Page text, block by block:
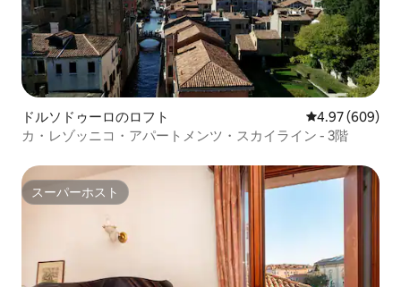
ドルソドゥーロのロフト レビュー609
4.97 (609)
カ・レゾッニコ・アパートメンツ・スカイライン - 3階
スーパーホスト
スーパーホスト